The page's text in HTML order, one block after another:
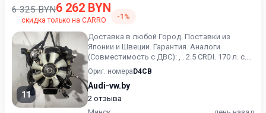
6 325 BYN6 262 BYN
скидка только на CARRO -1%
11
Доставка в любой Город. Поставки из
Японии и Швеции. Гарантия. Аналоги
(Совместимость с ДВС): , . 2.5 CRDI. 170 л. с.
(125 кВт). Цена за гол...
Ориг. номера D4CB
Audi-vw.by
2 отзыва